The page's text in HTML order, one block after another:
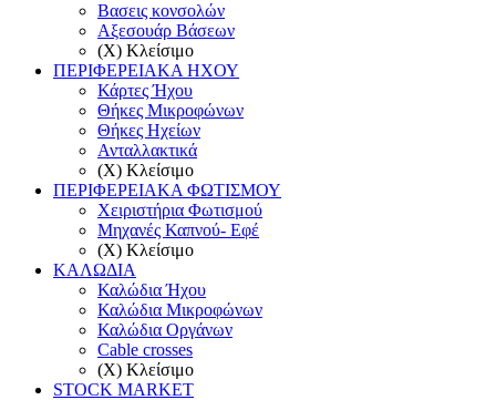
Βασεις κονσολών
Αξεσουάρ Βάσεων
(X) Κλείσιμο
ΠΕΡΙΦΕΡΕΙΑΚΑ ΗΧΟΥ
Κάρτες Ήχου
Θήκες Μικροφώνων
Θήκες Ηχείων
Ανταλλακτικά
(X) Κλείσιμο
ΠΕΡΙΦΕΡΕΙΑΚΑ ΦΩΤΙΣΜΟΥ
Χειριστήρια Φωτισμού
Μηχανές Καπνού- Eφέ
(X) Κλείσιμο
ΚΑΛΩΔΙΑ
Καλώδια Ήχου
Καλώδια Μικροφώνων
Καλώδια Οργάνων
Cable crosses
(X) Κλείσιμο
STOCK MARKET